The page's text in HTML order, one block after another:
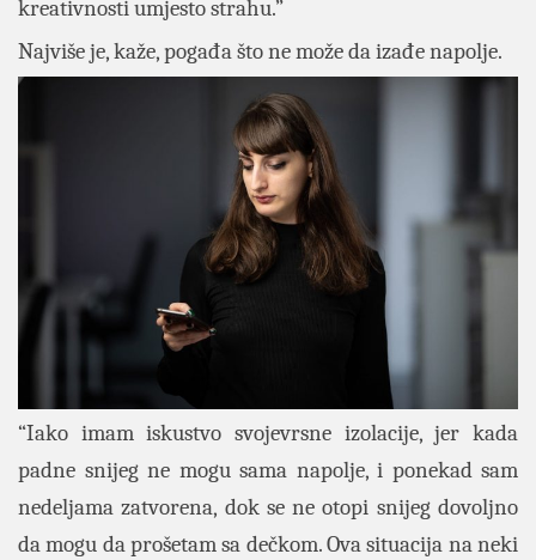
kreativnosti umjesto strahu.”
Najviše je, kaže, pogađa što ne može da izađe napolje.
“Iako imam iskustvo svojevrsne izolacije, jer kada
padne snijeg ne mogu sama napolje, i ponekad sam
nedeljama zatvorena, dok se ne otopi snijeg dovoljno
da mogu da prošetam sa dečkom. Ova situacija na neki